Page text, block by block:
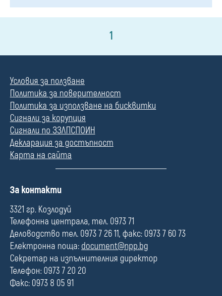
1
Условия за ползване
Политика за поверителност
Политика за използване на бисквитки
Сигнали за корупция
Сигнали по ЗЗЛПСПОИН
Декларация за достъпност
Карта на сайта
П
л
е
За контакти
3321 гр. Козлодуй
Телефонна централа, тел. 0973 71
Деловодство тел. 0973 7 26 11, факс: 0973 7 60 73
Електронна поща: document@npp.bg
Секретар на изпълнителния директор
Телефон: 0973 7 20 20
Факс: 0973 8 05 91